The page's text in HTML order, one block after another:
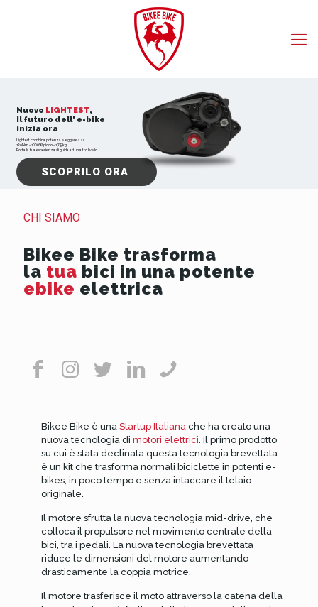
Nuovo LIGHTEST,
Il futuro dell' e-bike
inizia ora
Lightest combina potenza e leggerezza.
12oNm - 1000W picco - 1,75 kg
Porta la tua esperienza di guida ad un altro livello
SCOPRILO ORA
CHI SIAMO
Bikee Bike trasforma
la tua bici in una potente
ebike elettrica
Bikee Bike è una Startup Italiana che ha creato una
nuova tecnologia di motori elettrici . Il primo prodotto
su cui è stata declinata questa tecnologia brevettata
è un kit che trasforma normali biciclette in potenti e-
bikes, in poco tempo e senza intaccare il telaio
originale.
Il motore sfrutta la nuova tecnologia mid-drive, che
colloca il propulsore nel movimento centrale della
bici, tra i pedali. La nuova tecnologia brevettata
riduce le dimensioni del motore aumentando
drasticamente la coppia motrice.
Il motore trasferisce il moto attraverso la catena della